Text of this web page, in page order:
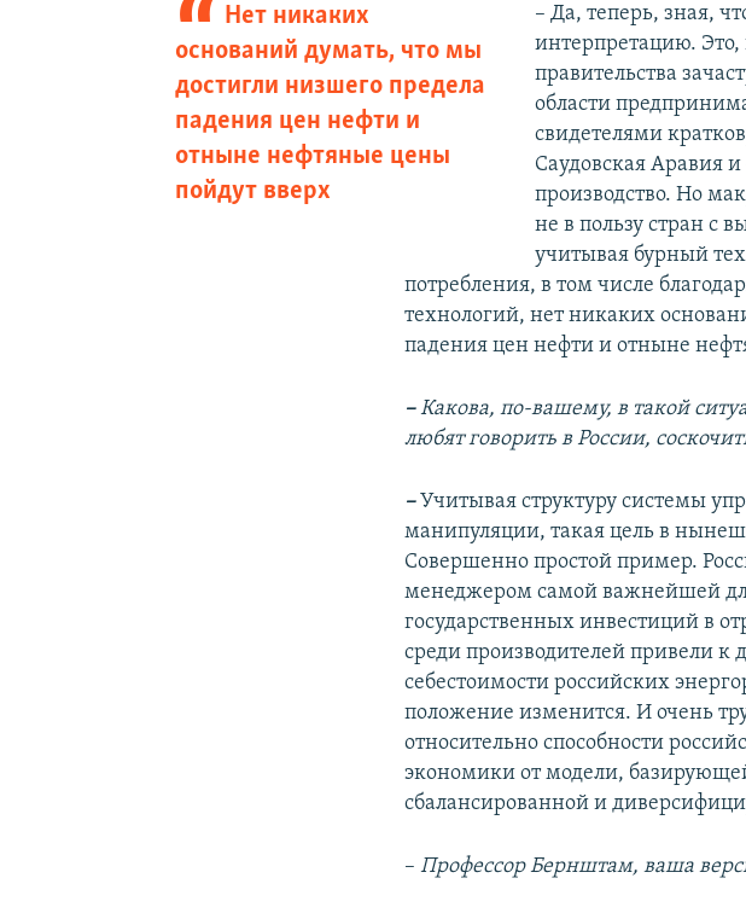
Нет никаких
оснований думать, что мы
достигли низшего предела
падения цен нефти и
отныне нефтяные цены
пойдут вверх
– Да, теперь, зная,
интерпретацию. Это,
правительства
области
свидетелями
Саудовская Аравия
производство. Но
не в пользу стран с
учитывая бурный
потребления, в том числе
технологий, нет никаких
падения цен нефти и отныне
–Какова, по-вашему, в такой
любят говорить в России,
–Учитывая структуру системы
манипуляции, такая цель в
Совершенно простой пример.
менеджером самой важнейшей
государственных инвестиций в
среди производителей привели
себестоимости российских
положение изменится. И очень
относительно способности
экономики от модели,
сбалансированной и
–Профессор Бернштам, ваша